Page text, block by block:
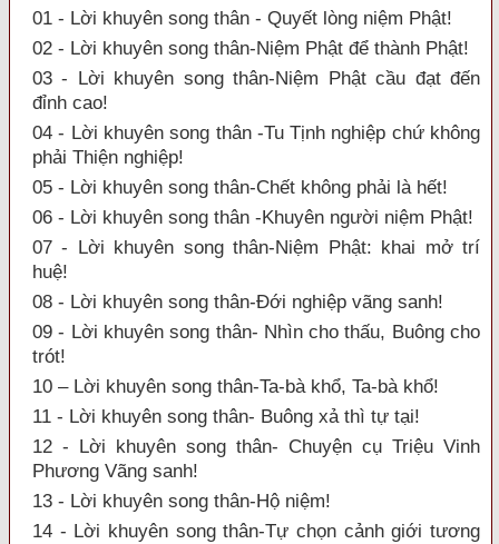
01 - Lời khuyên song thân - Quyết lòng niệm Phật!
02 - Lời khuyên song thân-Niệm Phật để thành Phật!
03 - Lời khuyên song thân-Niệm Phật cầu đạt đến
đỉnh cao!
04 - Lời khuyên song thân -Tu Tịnh nghiệp chứ không
phải Thiện nghiệp!
05 - Lời khuyên song thân-Chết không phải là hết!
06 - Lời khuyên song thân -Khuyên người niệm Phật!
07 - Lời khuyên song thân-Niệm Phật: khai mở trí
huệ!
08 - Lời khuyên song thân-Đới nghiệp vãng sanh!
09 - Lời khuyên song thân- Nhìn cho thấu, Buông cho
trót!
10 – Lời khuyên song thân-Ta-bà khổ, Ta-bà khổ!
11 - Lời khuyên song thân- Buông xả thì tự tại!
12 - Lời khuyên song thân- Chuyện cụ Triệu Vinh
Phương Vãng sanh!
13 - Lời khuyên song thân-Hộ niệm!
14 - Lời khuyên song thân-Tự chọn cảnh giới tương